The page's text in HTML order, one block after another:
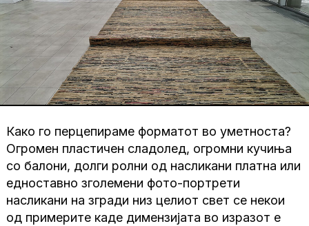
Како го перцепираме форматот во уметноста?
Огромен пластичен сладолед, огромни кучиња
со балони, долги ролни од насликани платна или
едноставно зголемени фото-портрети
насликани на згради низ целиот свет се некои
од примерите каде димензијата во изразот е